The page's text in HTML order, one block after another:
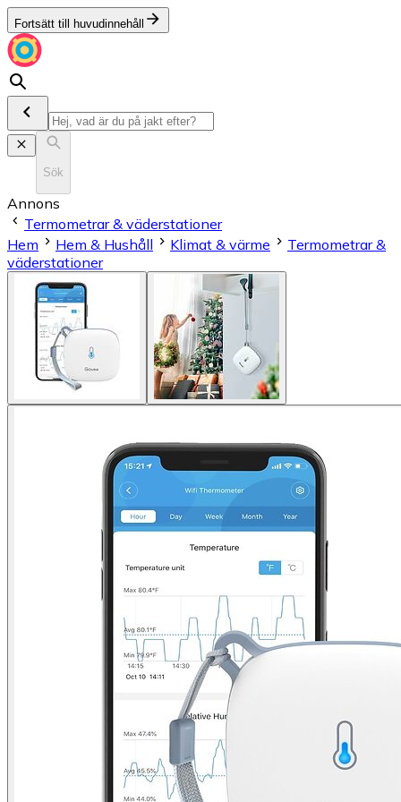
Fortsätt till huvudinnehåll
Sök
Annons
Termometrar & väderstationer
Hem
Hem & Hushåll Klimat & värme
Termometrar &
väderstationer